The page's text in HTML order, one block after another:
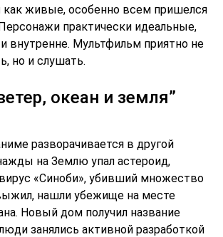
как живые, особенно всем пришелся
практически идеальные,
внутренне. Мультфильм приятно не
но и слушать.
океан и земля”
разворачивается в другой
на Землю упал астероид,
«Синоби», убивший множество
нашли убежище на месте
Новый дом получил название
занялись активной разработкой